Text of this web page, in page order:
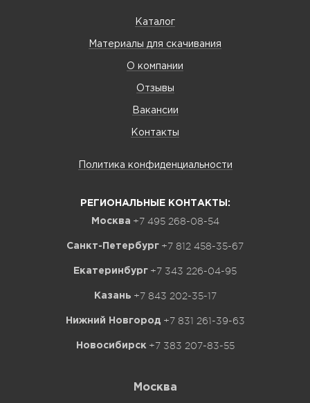
Каталог
Материалы для скачивания
О компании
Отзывы
Вакансии
Контакты
Политика конфиденциальности
РЕГИОНАЛЬНЫЕ КОНТАКТЫ:
Москва +7 495 268-08-54
Санкт-Петербург +7 812 458-35-67
Екатеринбург +7 343 226-04-95
Казань +7 843 202-35-17
Нижний Новгород +7 831 261-39-63
Новосибирск +7 383 207-83-55
Москва